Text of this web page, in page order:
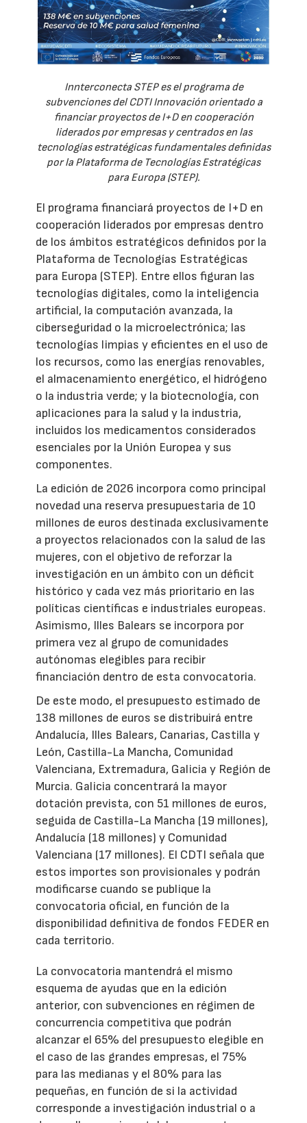
Innterconecta STEP es el programa de
subvenciones del CDTI Innovación orientado a
financiar proyectos de I+D en cooperación
liderados por empresas y centrados en las
tecnologías estratégicas fundamentales definidas
por la Plataforma de Tecnologías Estratégicas
para Europa (STEP).
El programa financiará proyectos de I+D en
cooperación liderados por empresas dentro
de los ámbitos estratégicos definidos por la
Plataforma de Tecnologías Estratégicas
para Europa (STEP). Entre ellos figuran las
tecnologías digitales, como la inteligencia
artificial, la computación avanzada, la
ciberseguridad o la microelectrónica; las
tecnologías limpias y eficientes en el uso de
los recursos, como las energías renovables,
el almacenamiento energético, el hidrógeno
o la industria verde; y la biotecnología, con
aplicaciones para la salud y la industria,
incluidos los medicamentos considerados
esenciales por la Unión Europea y sus
componentes.
La edición de 2026 incorpora como principal
novedad una reserva presupuestaria de 10
millones de euros destinada exclusivamente
a proyectos relacionados con la salud de las
mujeres, con el objetivo de reforzar la
investigación en un ámbito con un déficit
histórico y cada vez más prioritario en las
políticas científicas e industriales europeas.
Asimismo, Illes Balears se incorpora por
primera vez al grupo de comunidades
autónomas elegibles para recibir
financiación dentro de esta convocatoria.
De este modo, el presupuesto estimado de
138 millones de euros se distribuirá entre
Andalucía, Illes Balears, Canarias, Castilla y
León, Castilla-La Mancha, Comunidad
Valenciana, Extremadura, Galicia y Región de
Murcia. Galicia concentrará la mayor
dotación prevista, con 51 millones de euros,
seguida de Castilla-La Mancha (19 millones),
Andalucía (18 millones) y Comunidad
Valenciana (17 millones). El CDTI señala que
estos importes son provisionales y podrán
modificarse cuando se publique la
convocatoria oficial, en función de la
disponibilidad definitiva de fondos FEDER en
cada territorio.
La convocatoria mantendrá el mismo
esquema de ayudas que en la edición
anterior, con subvenciones en régimen de
concurrencia competitiva que podrán
alcanzar el 65% del presupuesto elegible en
el caso de las grandes empresas, el 75%
para las medianas y el 80% para las
pequeñas, en función de si la actividad
corresponde a investigación industrial o a